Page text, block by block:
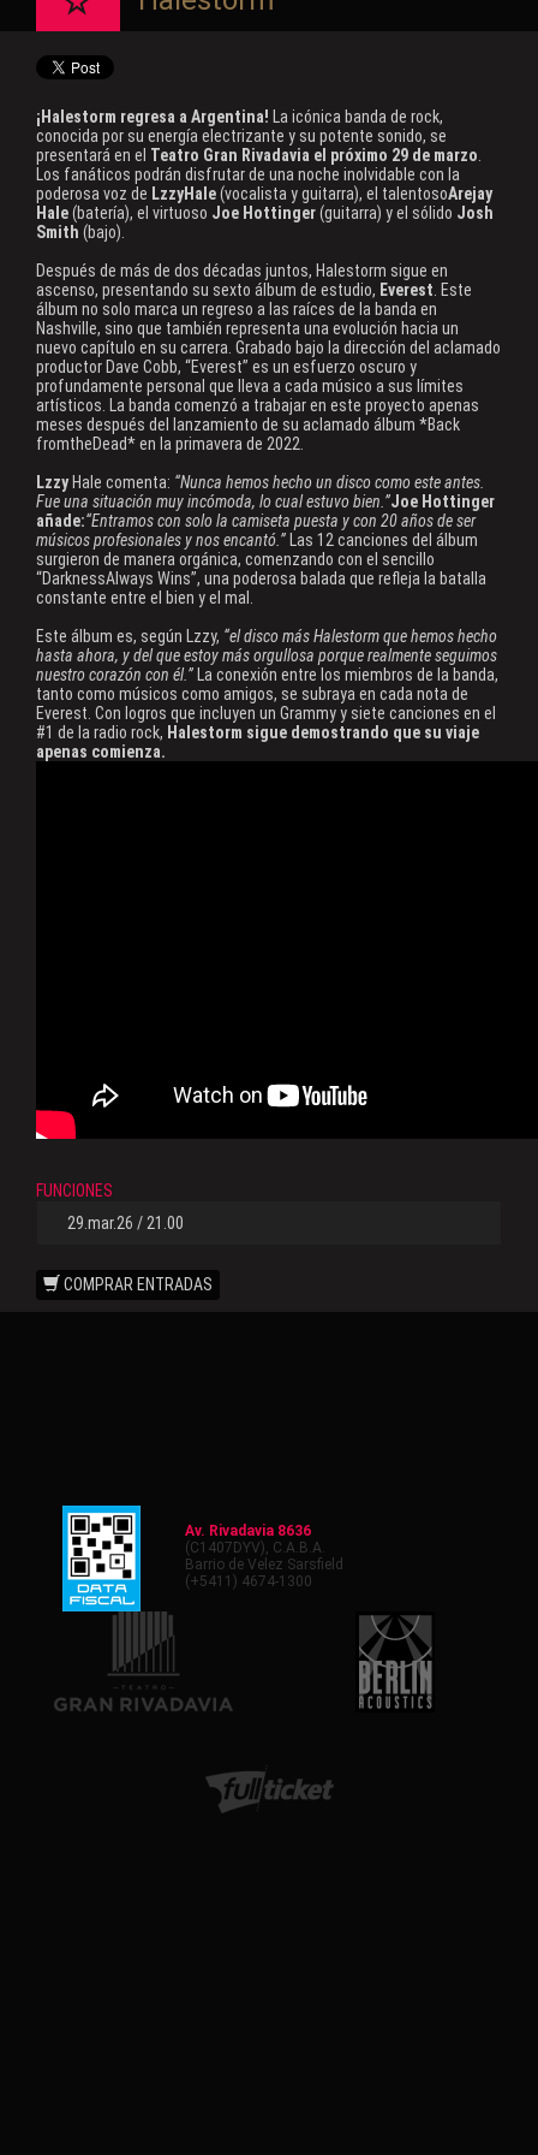
¡Halestorm regresa a Argentina! La icónica banda de rock,
conocida por su energía electrizante y su potente sonido, se
presentará en el Teatro Gran Rivadavia el próximo 29 de marzo.
Los fanáticos podrán disfrutar de una noche inolvidable con la
poderosa voz de LzzyHale(vocalista y guitarra), el talentosoArejay
Hale(batería), el virtuoso Joe Hottinger(guitarra) y el sólido Josh
Smith (bajo).
Después de más de dos décadas juntos, Halestorm sigue en
ascenso, presentando su sexto álbum de estudio, Everest. Este
álbum no solo marca un regreso a las raíces de la banda en
Nashville, sino que también representa una evolución hacia un
nuevo capítulo en su carrera. Grabado bajo la dirección del aclamado
productor Dave Cobb, “Everest” es un esfuerzo oscuro y
profundamente personal que lleva a cada músico a sus límites
artísticos. La banda comenzó a trabajar en este proyecto apenas
meses después del lanzamiento de su aclamado álbum *Back
fromtheDead* en la primavera de 2022.
LzzyHale comenta: “Nunca hemos hecho un disco como este antes.
Fue una situación muy incómoda, lo cual estuvo bien.”Joe Hottinger
añade:“Entramos con solo la camiseta puesta y con 20 años de ser
músicos profesionales y nos encantó.” Las 12 canciones del álbum
surgieron de manera orgánica, comenzando con el sencillo
“DarknessAlways Wins”, una poderosa balada que refleja la batalla
constante entre el bien y el mal.
Este álbum es, según Lzzy, “el disco más Halestorm que hemos hecho
hasta ahora, y del que estoy más orgullosa porque realmente seguimos
nuestro corazón con él.” La conexión entre los miembros de la banda,
tanto como músicos como amigos, se subraya en cada nota de
Everest. Con logros que incluyen un Grammy y siete canciones en el
#1 de la radio rock, Halestorm sigue demostrando que su viaje
apenas comienza.
FUNCIONES
29.mar.26 / 21.00
COMPRAR ENTRADAS
Av. Rivadavia 8636
(C1407DYV), C.A.B.A.
Barrio de Velez Sarsfield
(+5411) 4674-1300